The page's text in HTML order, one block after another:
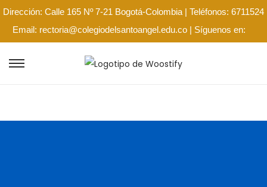
Dirección: Calle 165 Nº 7-21 Bogotá-Colombia | Teléfonos: 6711524
Email: rectoria@colegiodelsantoangel.edu.co | Síguenos en: